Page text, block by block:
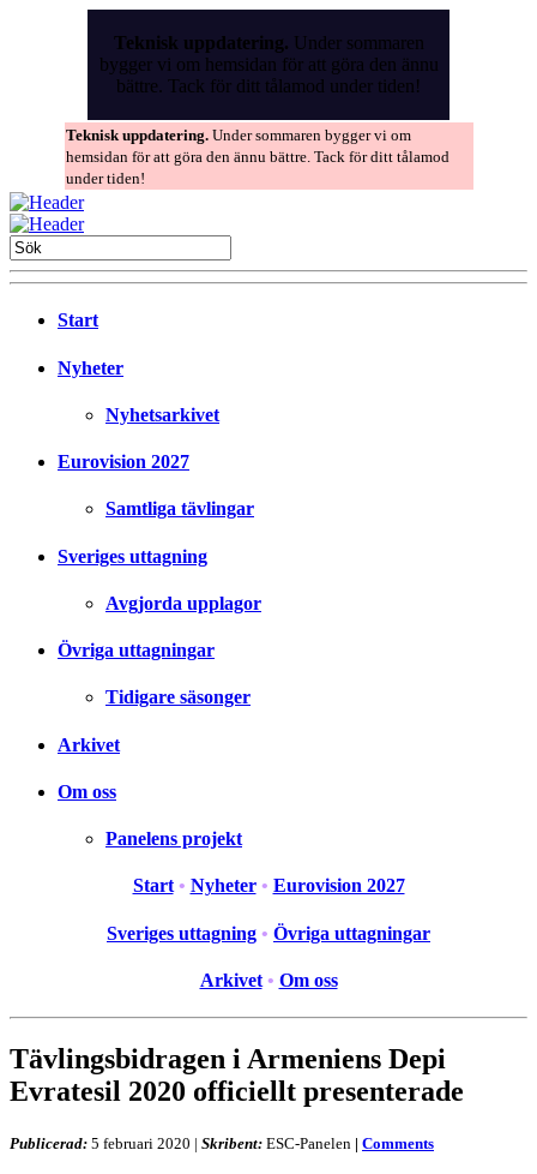
Teknisk uppdatering. Under sommaren
bygger vi om hemsidan för att göra den ännu
bättre. Tack för ditt tålamod under tiden!
Teknisk uppdatering. Under sommaren bygger vi om
hemsidan för att göra den ännu bättre. Tack för ditt tålamod
under tiden!
Start
Nyheter
Nyhetsarkivet
Eurovision 2027
Samtliga tävlingar
Sveriges uttagning
Avgjorda upplagor
Övriga uttagningar
Tidigare säsonger
Arkivet
Om oss
Panelens projekt
Start • Nyheter • Eurovision 2027
Sveriges uttagning • Övriga uttagningar
Arkivet • Om oss
Tävlingsbidragen i Armeniens Depi
Evratesil 2020 officiellt presenterade
Publicerad: 5 februari 2020 | Skribent: ESC-Panelen | Comments